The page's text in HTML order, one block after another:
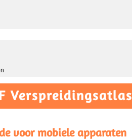
Verspreidingsatlas
voor mobiele apparaten